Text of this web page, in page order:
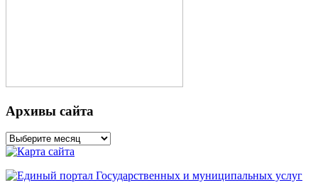
Архивы сайта
Архивы
сайта